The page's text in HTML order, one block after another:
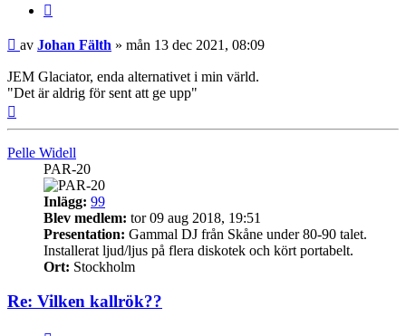
Inlägg
av Johan Fälth » mån 13 dec 2021, 08:09
JEM Glaciator, enda alternativet i min värld.
"Det är aldrig för sent att ge upp"
Pelle Widell
PAR-20
Inlägg: 99
Blev medlem: tor 09 aug 2018, 19:51
Presentation: Gammal DJ från Skåne under 80-90 talet.
Installerat ljud/ljus på flera diskotek och kört portabelt.
Ort: Stockholm
Re: Vilken kallrök??